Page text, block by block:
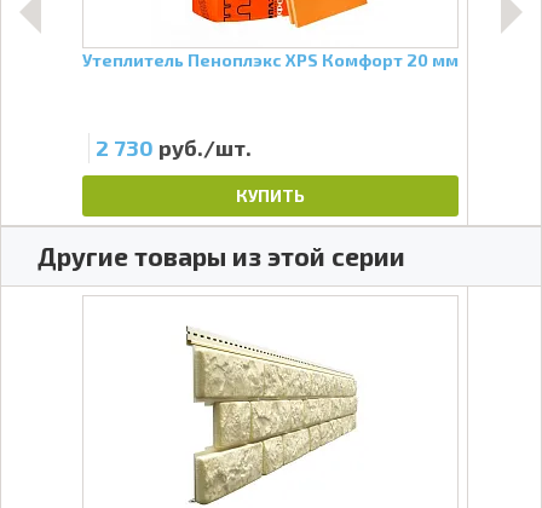
Утеплитель Пеноплэкс XPS Комфорт 20 мм
2 730 руб./шт.
КУПИТЬ
Другие товары из этой серии